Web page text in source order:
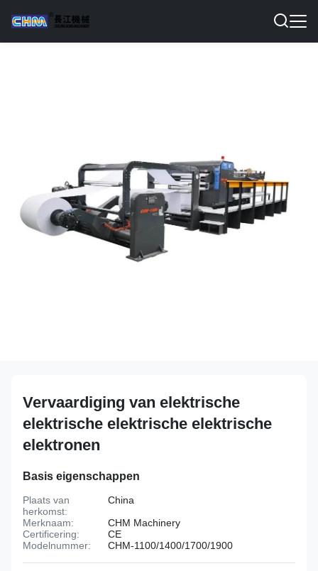
Vervaardiging van elektrische
elektrische elektrische elektrische
elektronen
Basis eigenschappen
Plaats van
herkomst:
China
Merknaam:
CHM Machinery
Certificering:
CE
Modelnummer:
CHM-1100/1400/1700/1900